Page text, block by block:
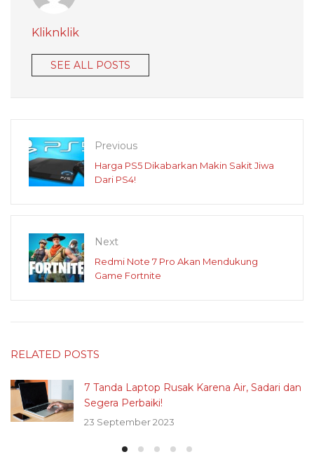
Kliknklik
SEE ALL POSTS
Previous
Harga PS5 Dikabarkan Makin Sakit Jiwa
Dari PS4!
Next
Redmi Note 7 Pro Akan Mendukung
Game Fortnite
RELATED POSTS
7 Tanda Laptop Rusak Karena Air, Sadari dan
Segera Perbaiki!
23 September 2023